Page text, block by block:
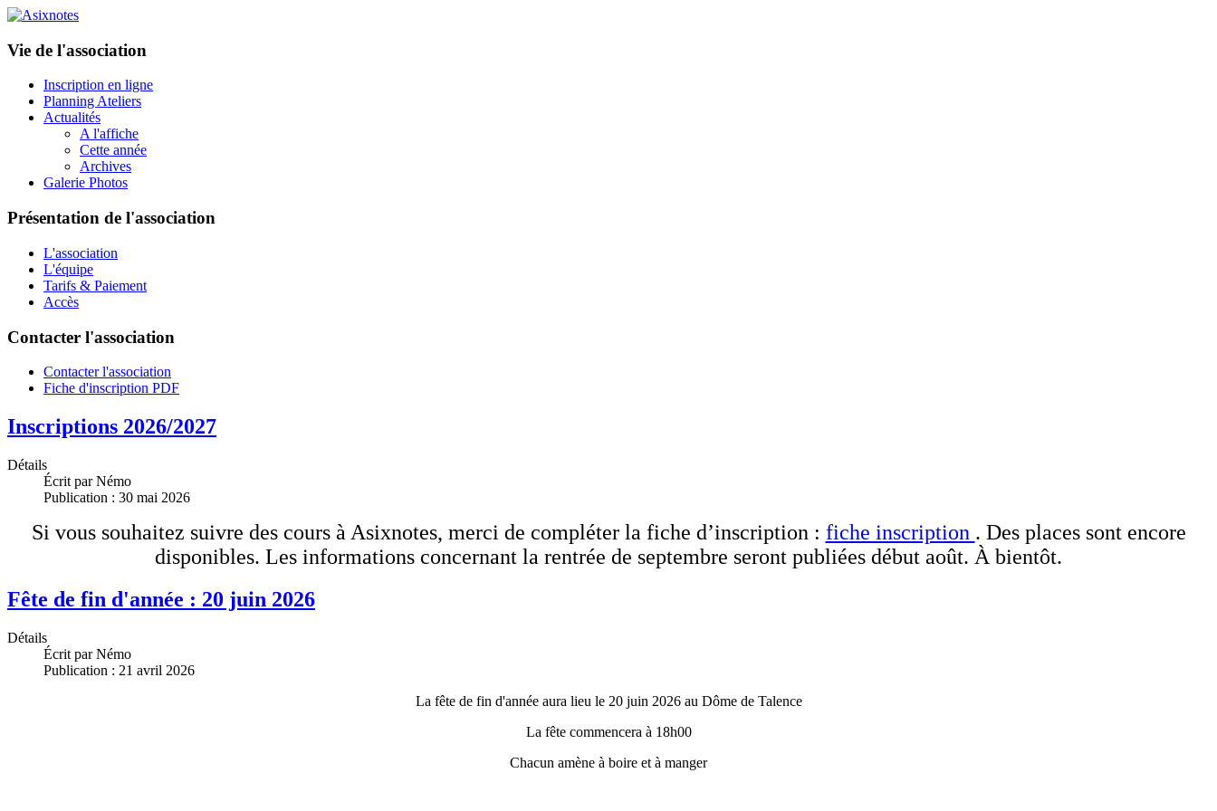
Vie de l'association
Inscription en ligne
Planning Ateliers
Actualités
A l'affiche
Cette année
Archives
Galerie Photos
Présentation de l'association
L'association
L'équipe
Tarifs & Paiement
Accès
Contacter l'association
Contacter l'association
Fiche d'inscription PDF
Inscriptions 2026/2027
Détails
Écrit parNémo
Publication : 30 mai 2026
Si vous souhaitez suivre des cours à Asixnotes, merci de compléter la fiche d’inscription : fiche inscription . Des places sont encore
disponibles. Les informations concernant la rentrée de septembre seront publiées début août. À bientôt.
Fête de fin d'année : 20 juin 2026
Détails
Écrit parNémo
Publication : 21 avril 2026
La fête de fin d'année aura lieu le 20 juin 2026 au Dôme de Talence
La fête commencera à 18h00
Chacun amène à boire et à manger